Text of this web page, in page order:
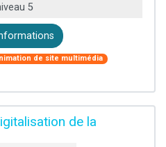
5
de site multimédia
de la